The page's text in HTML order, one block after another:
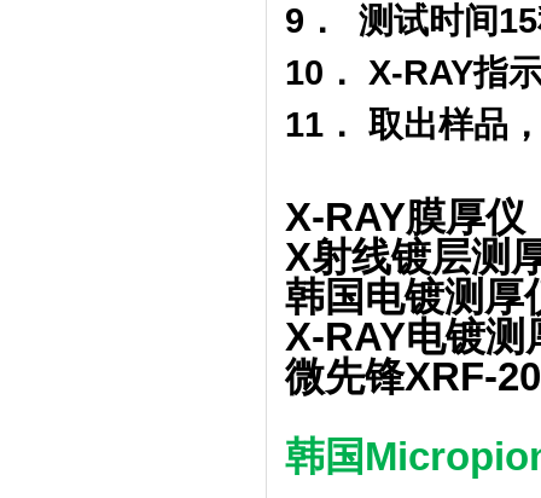
9． 测试时间
10． X-RAY指
11． 取出样品
X-RAY膜厚仪
X射线镀层测
韩国电镀测厚
X-RAY电镀测
微先锋XRF-
韩国